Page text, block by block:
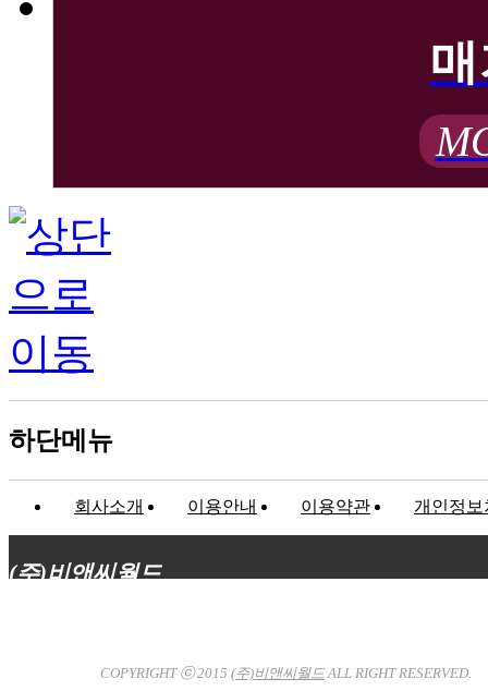
하단메뉴
회사소개 이용안내 이용약관 개인정보
(주)비앤씨월드
COPYRIGHT ⓒ 2015 (주)비앤씨월드ALL RIGHT RESERVED.